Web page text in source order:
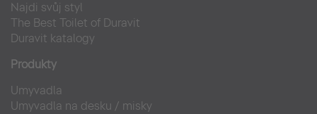
Najdi svůj styl
The Best Toilet of Duravit
Duravit katalogy
Produkty
Umyvadla
Umyvadla na desku / misky